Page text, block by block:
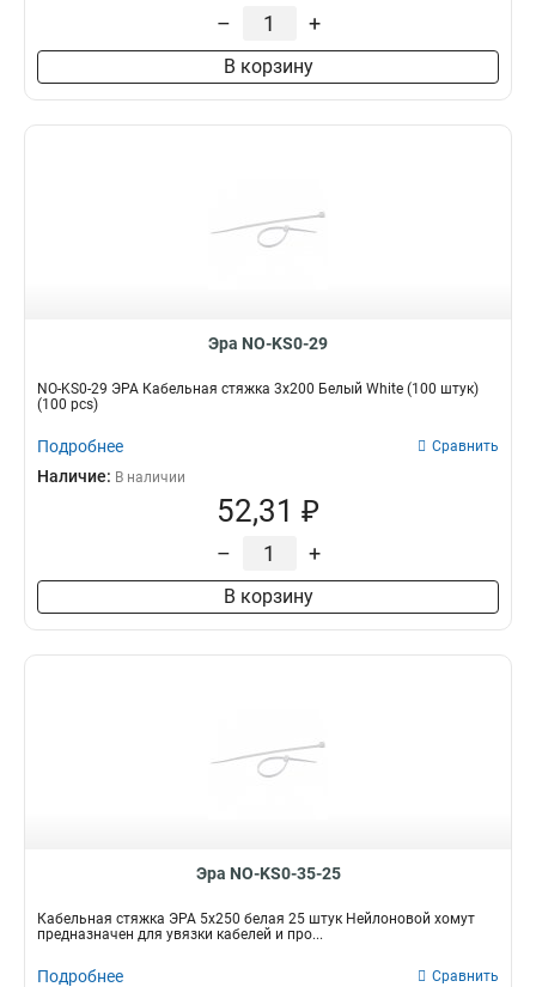
– +
В корзину
Эра NO-KS0-29
NO-KS0-29 ЭРА Кабельная стяжка 3x200 Белый White (100 штук)
(100 pcs)
Подробнее Сравнить
Наличие: В наличии
52,31 ₽
– +
В корзину
Эра NO-KS0-35-25
Кабельная стяжка ЭРА 5x250 белая 25 штук Нейлоновой хомут
предназначен для увязки кабелей и про...
Подробнее Сравнить